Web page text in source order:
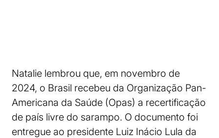
Natalie lembrou que, em novembro de
2024, o Brasil recebeu da Organização Pan-
Americana da Saúde (Opas) a recertificação
de país livre do sarampo. O documento foi
entregue ao presidente Luiz Inácio Lula da